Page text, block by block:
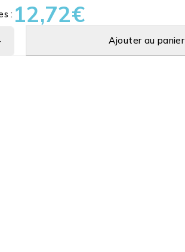
: 12,72€
Ajouter au panier